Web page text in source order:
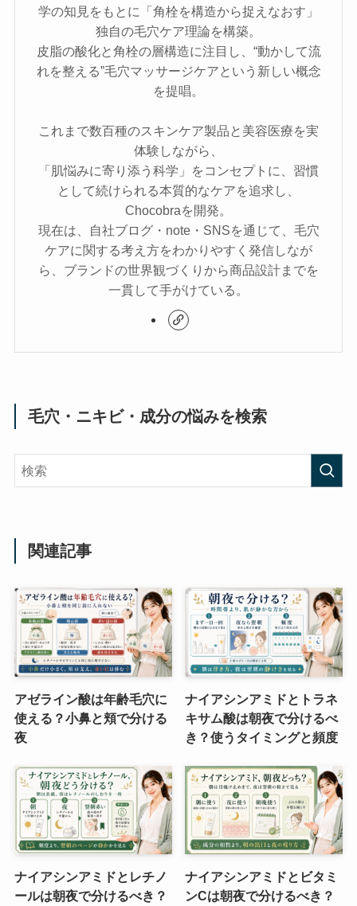
学の知見をもとに「角栓を構造から捉えなおす」
独自の毛穴ケア理論を構築。
皮脂の酸化と角栓の層構造に注目し、“動かして流
れを整える”毛穴マッサージケアという新しい概念
を提唱。
これまで数百種のスキンケア製品と美容医療を実
体験しながら、
「肌悩みに寄り添う科学」をコンセプトに、習慣
として続けられる本質的なケアを追求し、
Chocobraを開発。
現在は、自社ブログ・note・SNSを通じて、毛穴
ケアに関する考え方をわかりやすく発信しなが
ら、ブランドの世界観づくりから商品設計までを
一貫して手がけている。
毛穴・ニキビ・成分の悩みを検索
関連記事
アゼライン酸は年齢毛穴に
使える？小鼻と頬で分ける
夜
ナイアシンアミドとトラネ
キサム酸は朝夜で分けるべ
き？使うタイミングと頻度
ナイアシンアミドとレチノ
ールは朝夜で分けるべき？
ナイアシンアミドとビタミ
ンCは朝夜で分けるべき？